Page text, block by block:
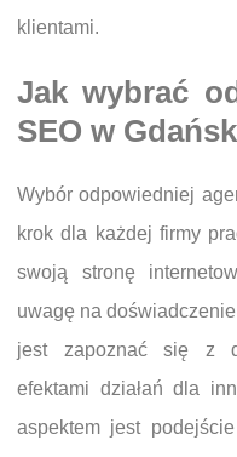
klientami.
Jak wybrać
SEO w
Wybór odpowiedniej
krok dla każdej firmy
swoją stronę
uwagę na
jest zapoznać się z
efektami działań dla
aspektem jest